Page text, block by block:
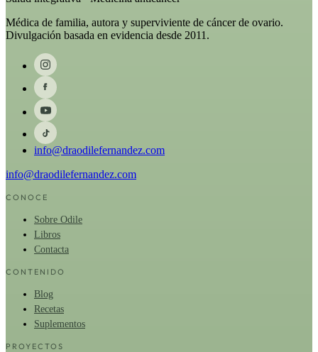
Médica de familia, autora y superviviente de cáncer de ovario.
Divulgación basada en evidencia desde 2011.
info@draodilefernandez.com
info@draodilefernandez.com
CONOCE
Sobre Odile
Libros
Contacta
CONTENIDO
Blog
Recetas
Suplementos
PROYECTOS